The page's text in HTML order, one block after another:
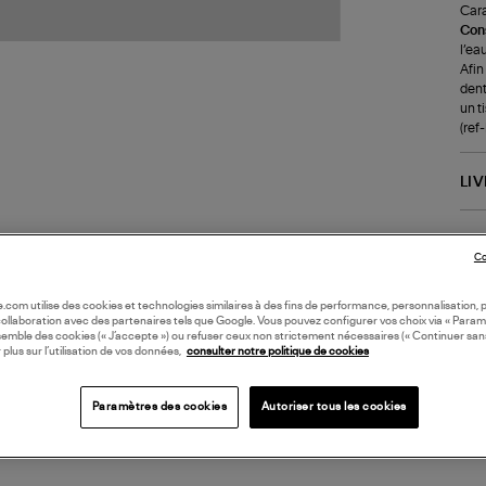
Afin
un
(ref-
utilise des cookies et technologies similaires à des fins de performance, personnalisation,
avec des partenaires tels que Google. Vous pouvez configurer vos choix via «
des cookies (« J’accepte ») ou refuser ceux non strictement nécessaires (« Continuer
plus sur l’utilisation de vos données,
consulter notre politique de cookies
Paramètres des cookies Autoriser tous les cookies